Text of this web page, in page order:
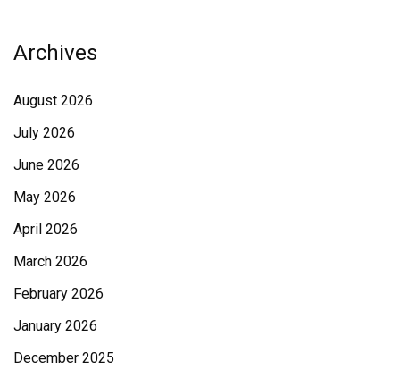
Archives
August 2026
July 2026
June 2026
May 2026
April 2026
March 2026
February 2026
January 2026
December 2025